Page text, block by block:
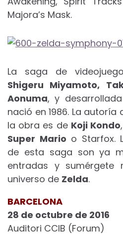
Majora’s Mask.
La saga de
Shigeru Miyamoto,
Aonuma, y
nació en 1986. La
la obra es de Koji Kondo
Super Mario o Starfox.
de esta saga son ya
entradas y sumérgete
universo de Zelda.
BARCELONA
28 de octubre de 2016
Auditori CCIB (Forum)